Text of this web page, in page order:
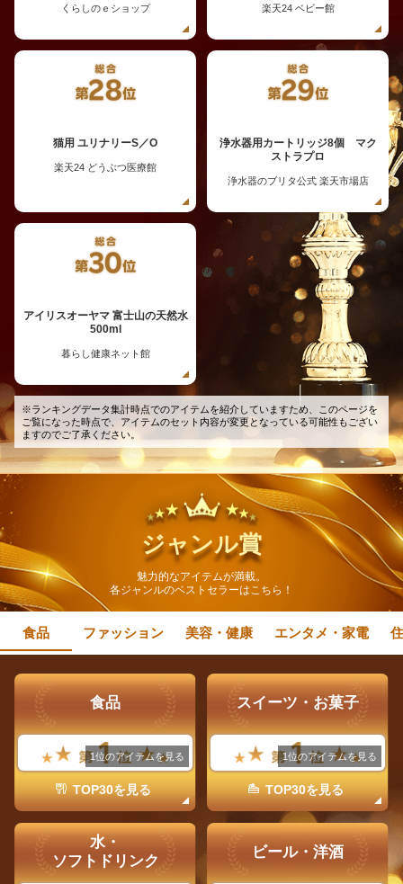
くらしのｅショップ 楽天24 ベビー館
猫用 ユリナリーS／O
楽天24 どうぶつ医療館
浄水器用カートリッジ8個 マク
ストラプロ
浄水器のブリタ公式 楽天市場店
アイリスオーヤマ 富士山の天然水
500ml
暮らし健康ネット館
※ランキングデータ集計時点でのアイテムを紹介していますため、このページを
ご覧になった時点で、アイテムのセット内容が変更となっている可能性もござい
ますのでご了承ください。
ジャンル賞
魅力的なアイテムが満載。
各ジャンルのベストセラーはこちら！
食品 ファッション 美容・健康 エンタメ・家電
食品
1位のアイテムを見る
TOP30を見る
スイーツ・お菓子
1位のアイテムを見る
TOP30を見る
水・
ソフトドリンク
ビール・洋酒